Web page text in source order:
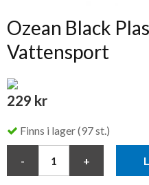
Ozean Black
Vattensport
229 kr
Finns i lager (97 st.)